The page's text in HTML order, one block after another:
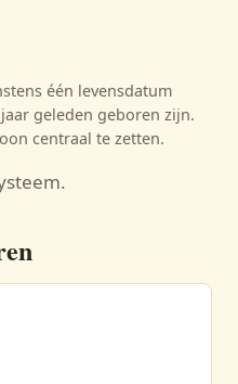
één levensdatum
geleden geboren zijn.
centraal te zetten.